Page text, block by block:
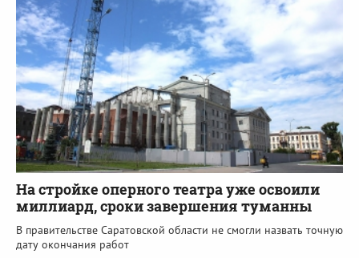
На стройке оперного театра уже освоили
миллиард, сроки завершения туманны
В правительстве Саратовской области не смогли назвать точную
дату окончания работ